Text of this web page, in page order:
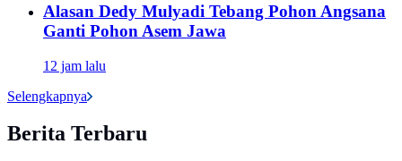
Alasan Dedy Mulyadi Tebang Pohon Angsana
Ganti Pohon Asem Jawa
12 jam lalu
Selengkapnya
Berita Terbaru